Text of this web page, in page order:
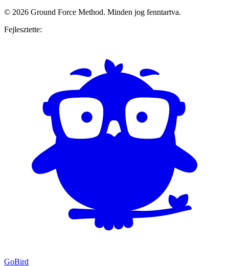
© 2026 Ground Force Method. Minden jog fenntartva.
Fejlesztette:
GoBird